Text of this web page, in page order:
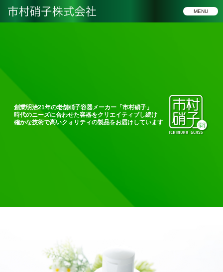
MENU
創業明治21年の老舗硝子容器メーカー「市村硝子」
時代のニーズに合わせた容器をクリエイティブし続け
確かな技術で高いクォリティの製品をお届けしています